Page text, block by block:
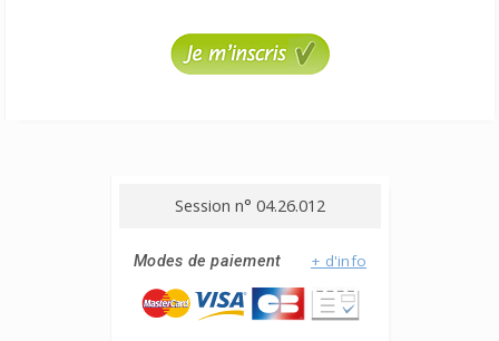
Session n° 04.26.012
Modes de paiement + d'info